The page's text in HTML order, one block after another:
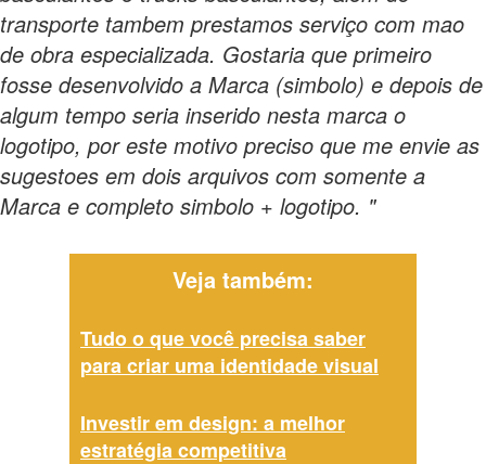
transporte tambem prestamos serviço com mao
de obra especializada. Gostaria que primeiro
fosse desenvolvido a Marca (simbolo) e depois de
algum tempo seria inserido nesta marca o
logotipo, por este motivo preciso que me envie as
sugestoes em dois arquivos com somente a
Marca e completo simbolo + logotipo. "
Veja também:
Tudo o que você precisa saber
para criar uma identidade visual
Investir em design: a melhor
estratégia competitiva